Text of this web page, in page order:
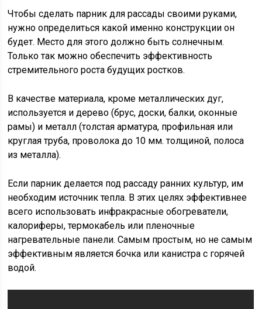
Чтобы сделать парник для рассады своими руками,
нужно определиться какой именно конструкции он
будет. Место для этого должно быть солнечным.
Только так можно обеспечить эффективность
стремительного роста будущих ростков.
В качестве материала, кроме металлических дуг,
используется и дерево (брус, доски, балки, оконные
рамы) и металл (толстая арматура, профильная или
круглая труба, проволока до 10 мм. толщиной, полоса
из металла).
Если парник делается под рассаду ранних культур, им
необходим источник тепла. В этих целях эффективнее
всего использовать инфракрасные обогреватели,
калориферы, термокабель или пленочные
нагревательные панели. Самым простым, но не самым
эффективным является бочка или канистра с горячей
водой.